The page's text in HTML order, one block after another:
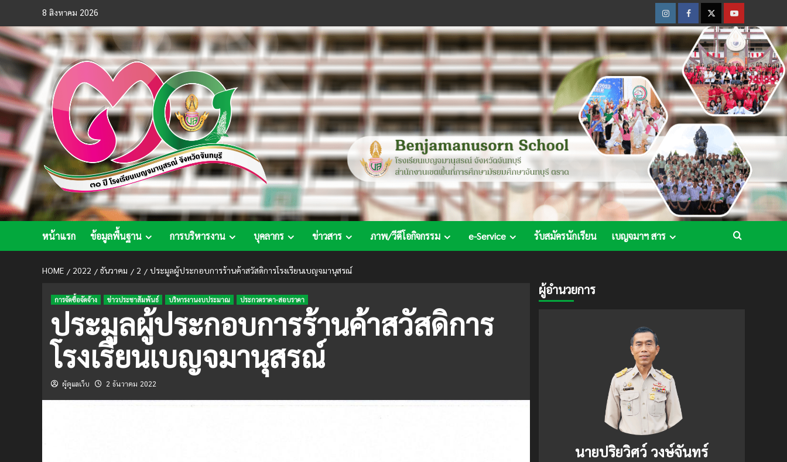
content
8 สิงหาคม 2026
InstagramFacebookTwitterYoutube
หน้าแรก ข้อมูลพื้นฐาน การบริหารงาน บุคลากร ข่าวสาร ภาพ/วีดีโอกิจกรรม e-Service รับสมัครนักเรียน เบญจมาฯ สาร
HOME 2022 ธันวาคม 2 ประมูลผู้ประกอบการร้านค้าสวัสดิการโรงเรียนเบญจมานุสรณ์
การจัดซื้อจัดจ้าง ข่าวประชาสัมพันธ์ บริหารงานงบประมาณ ประกวดราคา-สอบราคา
ประมูลผู้ประกอบการร้านค้าสวัสดิการ
โรงเรียนเบญจมานุสรณ์
ผู้ดูแลเว็บ 2 ธันวาคม 2022
ผู้อำนวยการ
นายปริยวิศว์ วงษ์จันทร์